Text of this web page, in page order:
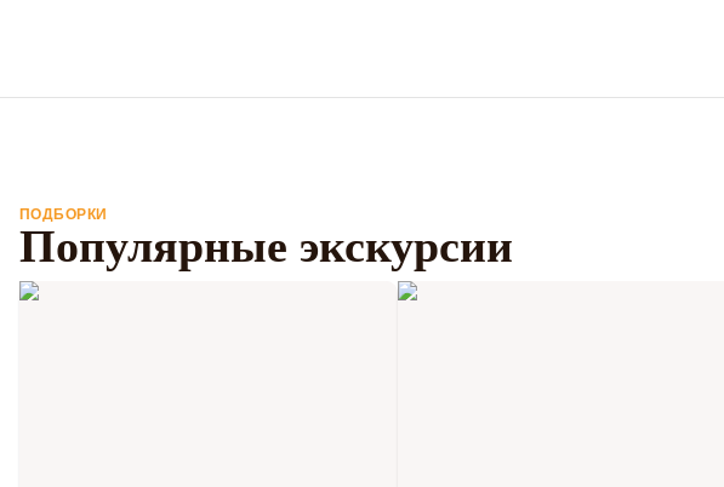
ПОДБОРКИ
Популярные экскурсии